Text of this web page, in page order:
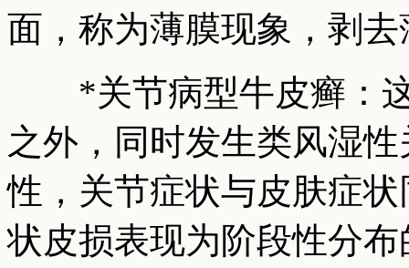
面，称为薄膜现象，剥
*关节病型牛皮癣：这
之外，同时发生类风湿
性，关节症状与皮肤症
状皮损表现为阶段性分